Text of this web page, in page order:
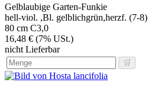
Gelblaubige Garten-Funkie
hell-viol. ,Bl. gelblichgrün,herzf. (7-8)
80 cm C3,0
16,48 € (7% USt.)
nicht Lieferbar